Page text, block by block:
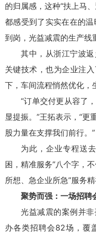
的归属感，这种“扶上马
都感受到了实实在在的
到岗，光益减震的生产线
其中，从浙江宁波
关键技术，也为企业注
下，车间流程悄然优化，
“订单交付更从容了
显提振。”王拓表示，“更
股力量在支撑我们前行。”
为此，企业专程送
困，精准服务”八个字，
所想、急企业所急”服务精
聚势而强：一场招聘
光益减震的案例并
办各类招聘会82场，覆